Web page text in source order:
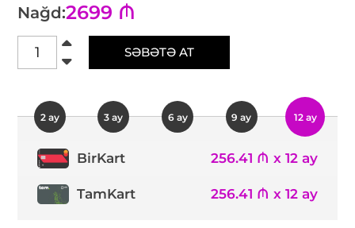
Nağd:2699 ₼
SƏBƏTƏ AT
2 ay 3 ay 6 ay 9 ay 12 ay
BirKart 256.41 ₼ x 12 ay
TamKart 256.41 ₼ x 12 ay